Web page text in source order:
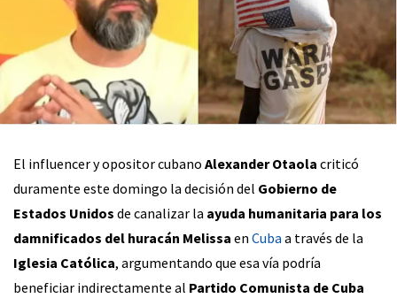
El influencer y opositor cubano Alexander Otaola criticó
duramente este domingo la decisión del Gobierno de
Estados Unidos de canalizar la ayuda humanitaria para los
damnificados del huracán Melissa en Cuba a través de la
Iglesia Católica, argumentando que esa vía podría
beneficiar indirectamente al Partido Comunista de Cuba